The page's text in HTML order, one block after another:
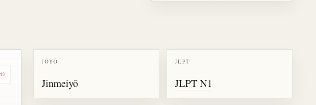
Dengarkan semua bacaan untuk kanji 衿
JŌYŌ
Jinmeiyō
JLPT
JLPT N1